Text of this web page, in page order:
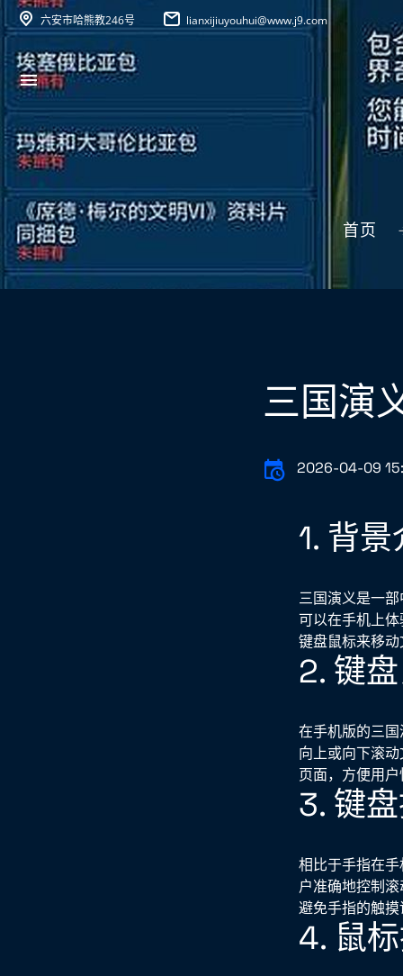
六安市哈熊教246号 lianxijiuyouhui@www.j9.com
首页
三国演
2026-04-09
1. 背
三国演义是一
可以在手机上
键盘鼠标来移
2. 键
在手机版的三
向上或向下滚
页面，方便用
3. 键
相比于手指在
户准确地控制
避免手指的触
4. 鼠